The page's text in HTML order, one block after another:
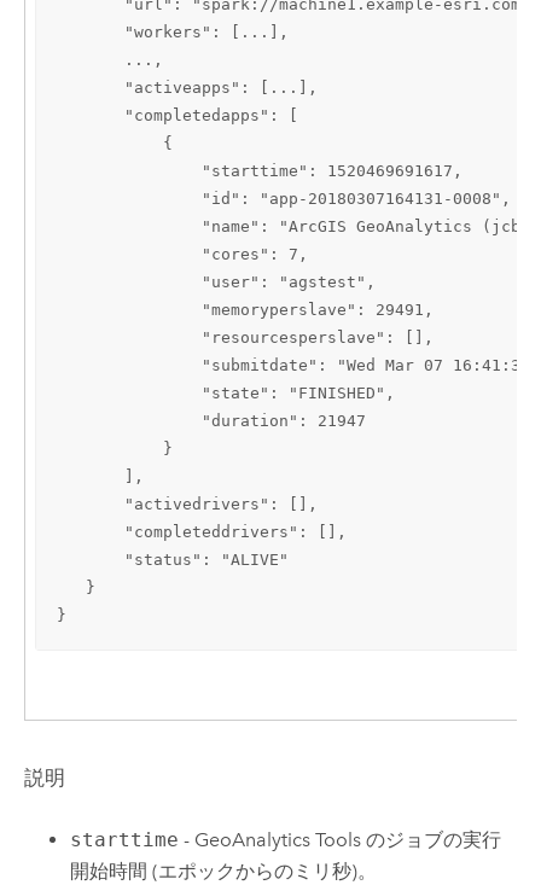
"url": "spark://machine1.example-
       "workers": [...],
       ...,
       "activeapps": [...],
       "completedapps": [
           {
               "starttime": 1520469691617,
               "id": "app-20180307164131-0008",
"name": "ArcGIS GeoAnalytics
               "cores": 7,
               "user": "agstest",
               "memoryperslave": 29491,
               "resourcesperslave": [],
"submitdate": "Wed Mar 07 16:41:31
               "state": "FINISHED",
               "duration": 21947
           }
       ],
       "activedrivers": [],
       "completeddrivers": [],
       "status": "ALIVE"
   }
}
説明
starttime - GeoAnalytics Tools のジョブの実行
開始時間 (エポックからのミリ秒)。